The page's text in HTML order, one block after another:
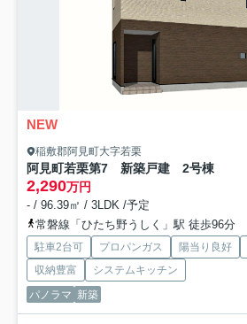
NEW
稲敷郡阿見町大字若栗
阿見町若栗第7 新築戸建 2号棟
2,290万円
- / 96.39㎡ / 3LDK /予定
常磐線「ひたち野うしく」駅 徒歩96分
駐車2台可 プロパンガス 陽当り良好
収納豊富
システムキッチン
パノラマ 新築